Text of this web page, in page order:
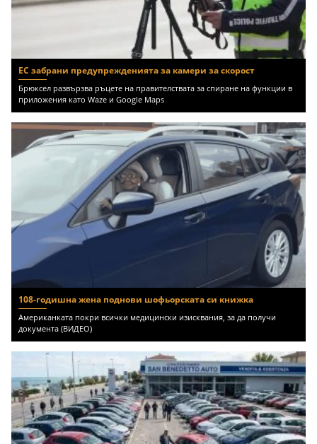
ЕС забрани предупрежденията за камери за скорост
Брюксел развързва ръцете на правителствата за спиране на функции в
приложения като Waze и Google Maps
108-годишна жена поднови шофьорската си книжка
Американката покри всички медицински изисквания, за да получи
документа (ВИДЕО)